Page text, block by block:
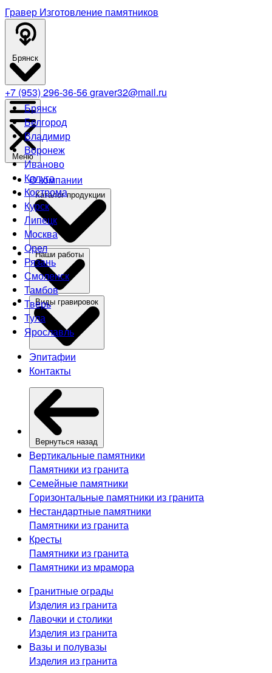
Гравер Изготовление памятников
Брянск
Брянск
Белгород
Владимир
Воронеж
Иваново
Калуга
Кострома
Курск
Липецк
Москва
Орел
Рязань
Смоленск
Тамбов
Тверь
Тула
Ярославль
+7 (953) 296-36-56graver32@mail.ru
Меню
О компании
Эпитафии
Контакты
Вернуться назад
Вертикальные памятники
Памятники из гранита
Семейные памятники
Горизонтальные памятники из гранита
Нестандартные памятники
Памятники из гранита
Кресты
Памятники из гранита
Памятники из мрамора
Гранитные ограды
Изделия из гранита
Лавочки и столики
Изделия из гранита
Вазы и полувазы
Изделия из гранита